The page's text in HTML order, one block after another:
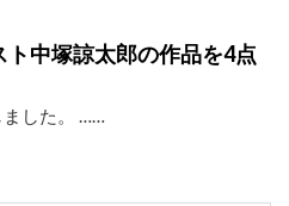
中塚諒太郎の作品を4点
ました。 ……